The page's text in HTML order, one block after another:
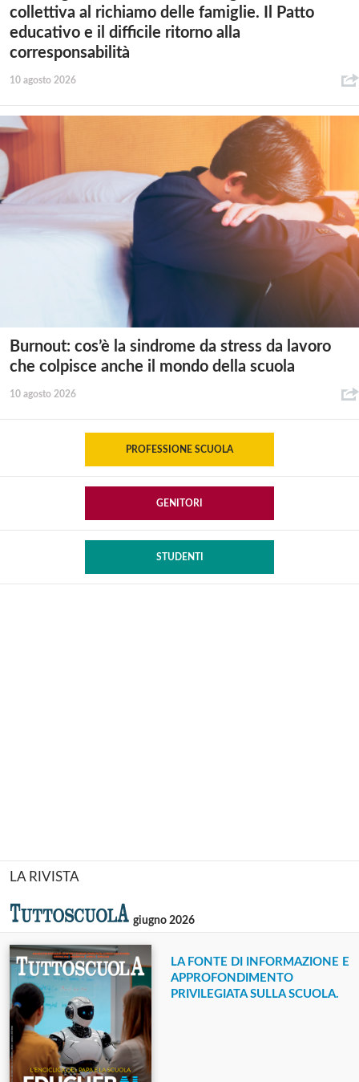
collettiva al richiamo delle famiglie. Il Patto
educativo e il difficile ritorno alla
corresponsabilità
10 agosto 2026
Burnout: cos’è la sindrome da stress da lavoro
che colpisce anche il mondo della scuola
10 agosto 2026
PROFESSIONE SCUOLA
GENITORI
STUDENTI
LA RIVISTA
giugno 2026
LA FONTE DI INFORMAZIONE E
APPROFONDIMENTO
PRIVILEGIATA SULLA SCUOLA.